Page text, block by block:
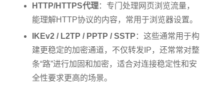
HTTP/HTTPS代理：专门处理网页浏览流量，
能理解HTTP协议的内容，常用于浏览器设置。
IKEv2 / L2TP / PPTP / SSTP ：这些通常用于构
建更稳定的加密通道，不仅转发IP，还常常对整
条“路”进行加固和加密，适合对连接稳定性和安
全性要求更高的场景。